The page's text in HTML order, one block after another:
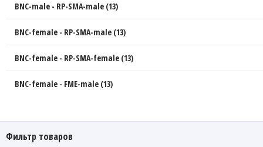
BNC-male - RP-SMA-male (13)
BNC-female - RP-SMA-male (13)
BNC-female - RP-SMA-female (13)
BNC-female - FME-male (13)
Фильтр товаров